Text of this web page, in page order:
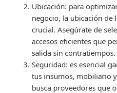
Ubicación: para
negocio, la ubicación de
crucial. Asegúrate de
accesos eficientes que
salida sin contratiempos.
Seguridad: es esencial
tus insumos, mobiliario
busca proveedores que